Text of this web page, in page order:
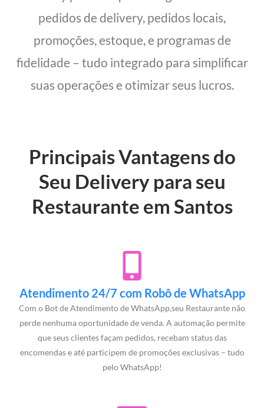
pedidos de delivery, pedidos locais,
promoções, estoque, e programas de
fidelidade – tudo integrado para simplificar
suas operações e otimizar seus lucros.
Principais Vantagens do
Seu Delivery para seu
Restaurante em Santos
Atendimento 24/7 com Robô de WhatsApp
Com o Bot de Atendimento de WhatsApp,seu Restaurante não
perde nenhuma oportunidade de venda. A automação permite
que seus clientes façam pedidos, recebam status das
encomendas e até participem de promoções exclusivas – tudo
pelo WhatsApp!